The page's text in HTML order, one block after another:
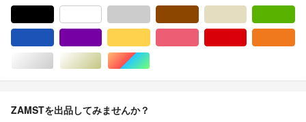
シルバー/銀色系ゴールド/金色系マルチカラー
ZAMSTを出品してみませんか？